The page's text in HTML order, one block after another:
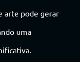
arte pode gerar
uma